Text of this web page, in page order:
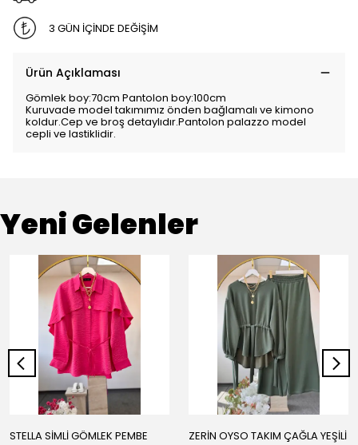
3 GÜN İÇİNDE DEĞİŞİM
Ürün Açıklaması
Gömlek boy:70cm Pantolon boy:100cm
Kuruvade model takımımız önden bağlamalı ve kimono
koldur.Cep ve broş detaylıdır.Pantolon palazzo model
cepli ve lastiklidir.
Yeni Gelenler
STELLA SİMLİ GÖMLEK PEMBE ZERİN OYSO TAKIM ÇAĞLA YEŞİLİ